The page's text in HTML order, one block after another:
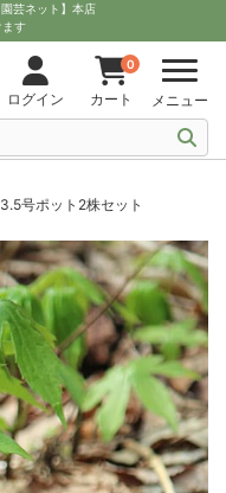
園芸ネット】本店
ます
ログイン
0
カート メニュー
号ポット2株セット